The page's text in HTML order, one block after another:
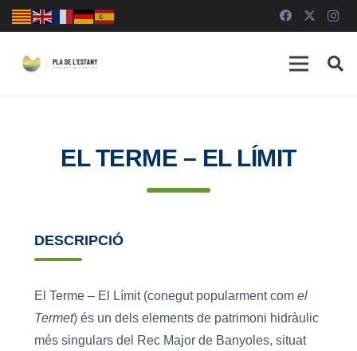
EL TERME – EL LÍMIT
DESCRIPCIÓ
El Terme – El Límit (conegut popularment com el
Termet) és un dels elements de patrimoni hidràulic
més singulars del Rec Major de Banyoles, situat